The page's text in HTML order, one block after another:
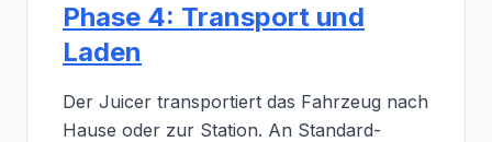
Phase 4: Transport und
Laden
Der Juicer transportiert das Fahrzeug nach
Hause oder zur Station. An Standard-